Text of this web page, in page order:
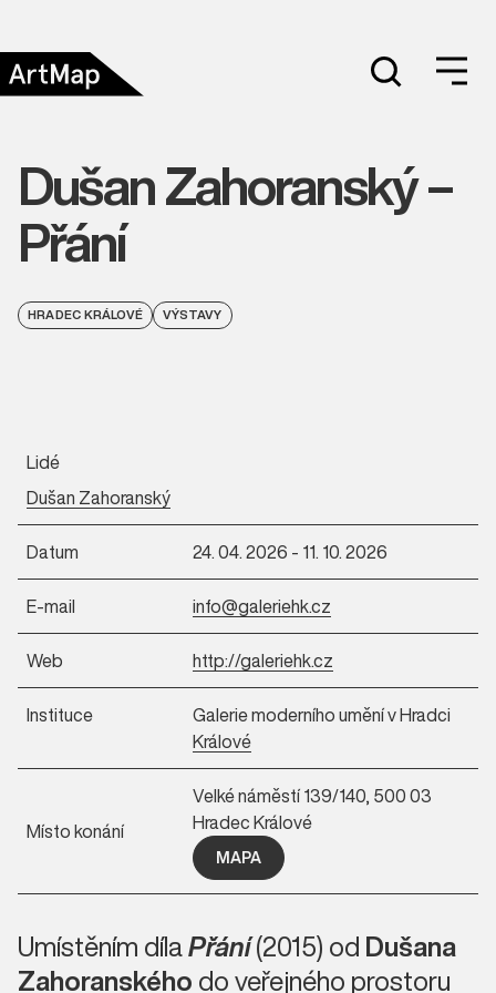
Dušan Zahoranský –
Přání
HRADEC KRÁLOVÉ VÝSTAVY
Lidé
Dušan Zahoranský
Datum 24. 04. 2026 - 11. 10. 2026
E-mail info@galeriehk.cz
Web http://galeriehk.cz
Instituce
Galerie moderního umění v Hradci
Králové
Místo konání
Velké náměstí 139/140, 500 03
Hradec Králové
MAPA
Umístěním dílaPřání(2015) odDušana
Zahoranskéhodo veřejného prostoru